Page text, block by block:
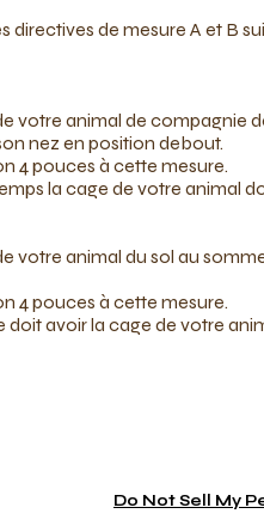
directives de mesure A et B
votre animal de compagnie
nez en position debout.
4 pouces à cette mesure.
la cage de votre animal
votre animal du sol au
4 pouces à cette mesure.
doit avoir la cage de votre
Do Not Sell My